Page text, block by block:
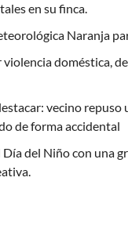
en su finca.
Naranja
doméstica,
vecino repuso
de forma accidental
del Niño con una